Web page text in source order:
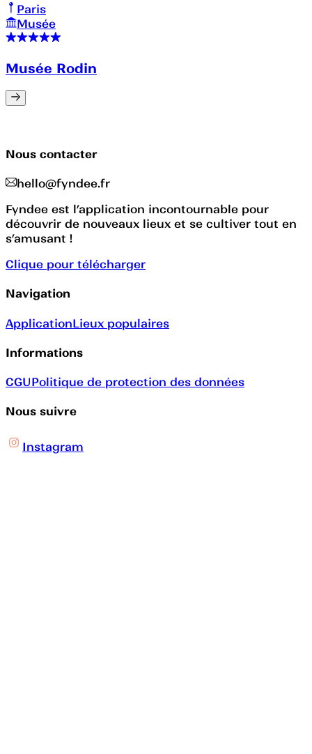
Paris
Musée
Musée Rodin
Nous contacter
hello@fyndee.fr
Fyndee est l’application incontournable pour
découvrir de nouveaux lieux et se cultiver tout en
s’amusant !
Clique pour télécharger
Navigation
ApplicationLieux populaires
Informations
CGUPolitique de protection des données
Nous suivre
Instagram